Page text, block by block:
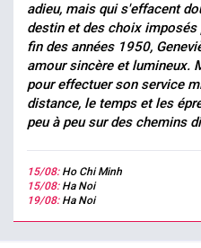
adieu, mais qui s'effacent
destin et des choix imposés
fin des années 1950,
amour sincère et lumineux.
pour effectuer son service
distance, le temps et les
peu à peu sur des chemins
15/08: Ho Chi Minh
15/08: Ha Noi
19/08: Ha Noi